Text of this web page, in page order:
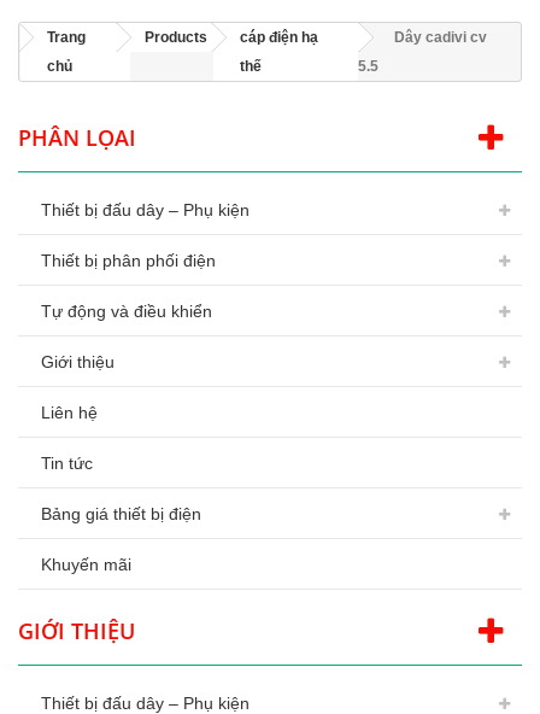
Trang
chủ
Products
cáp điện hạ
thế
Dây cadivi cv
5.5
PHÂN LỌAI
Thiết bị đấu dây – Phụ kiện
Thiết bị phân phối điện
Tự động và điều khiển
Giới thiệu
Liên hệ
Tin tức
Bảng giá thiết bị điện
Khuyến mãi
GIỚI THIỆU
Thiết bị đấu dây – Phụ kiện